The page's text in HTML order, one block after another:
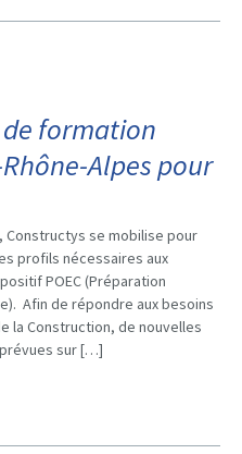
de formation
Alpes pour
Constructys se mobilise pour
profils nécessaires aux
POEC (Préparation
Afin de répondre aux besoins
la Construction, de nouvelles
sur […]